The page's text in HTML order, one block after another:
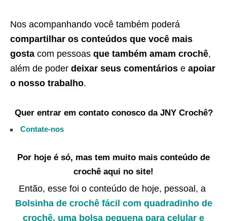
Nos acompanhando você também poderá
compartilhar os conteúdos que você mais
gosta com pessoas que também amam crochê,
além de poder deixar seus comentários e apoiar
o nosso trabalho.
Quer entrar em contato conosco da JNY Crochê?
Contate-nos
Por hoje é só, mas tem muito mais conteúdo de
crochê aqui no site!
Então, esse foi o conteúdo de hoje, pessoal, a
Bolsinha de crochê fácil com quadradinho de
crochê, uma bolsa pequena para celular e